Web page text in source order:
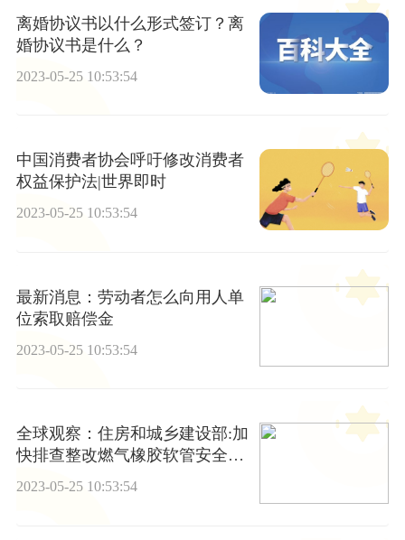
离婚协议书以什么形式签订？离
婚协议书是什么？
2023-05-25 10:53:54
中国消费者协会呼吁修改消费者
权益保护法|世界即时
2023-05-25 10:53:54
最新消息：劳动者怎么向用人单
位索取赔偿金
2023-05-25 10:53:54
全球观察：住房和城乡建设部:加
快排查整改燃气橡胶软管安全隐
患
2023-05-25 10:53:54